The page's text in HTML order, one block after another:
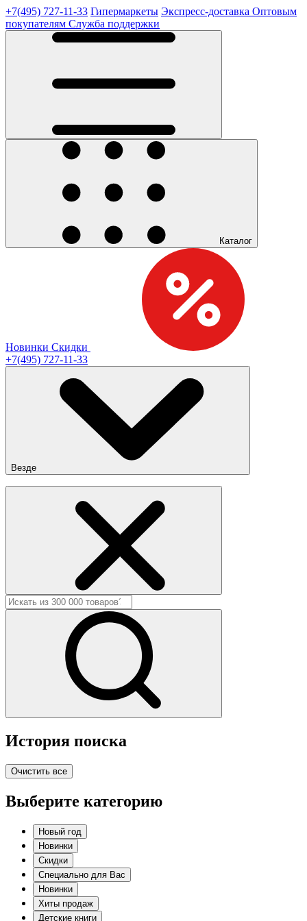
+7(495) 727-11-33 Гипермаркеты Экспресс-доставка Оптовым
покупателям Служба поддержки
Каталог
Новинки Скидки
+7(495) 727-11-33
Везде
История поиска
Очистить все
Выберите категорию
Новый год
Новинки
Скидки
Специально для Вас
Новинки
Хиты продаж
Детские книги